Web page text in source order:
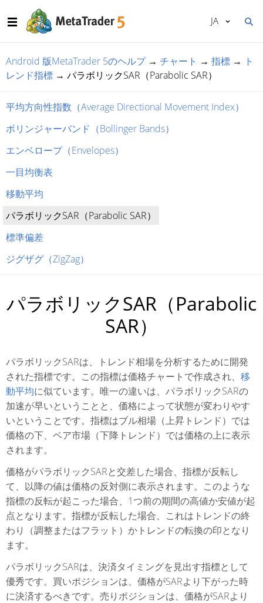
JA
Android 版MetaTrader 5のヘルプ→ チャート → 指標 → ト
レンド指標 → パラボリックSAR（Parabolic SAR）
平均方向性指数（Average Directional Movement Index）
ボリンジャーバンド（Bollinger Bands）
エンベロープ（Envelopes）
一目均衡表
移動平均
パラボリックSAR（Parabolic SAR）
標準偏差
ジグザグ（ZigZag）
パラボリックSAR（Parabolic
SAR）
パラボリックSARは、トレンド相場を分析するために開発
された指標です。この指標は価格チャートで作成され、 移
動平均に似ています。唯一の違いは、パラボリックSARの
加速が早いということと、価格によって状態が変わりやす
いということです。指標はブル相場（上昇トレンド）では
価格の下、ベア市場（下降トレンド）では価格の上に表示
されます。
価格がパラボリックSARと交差した場合、指標が反転し
て、以降の値は価格の反対側に表示されます。このような
指標の反転が起こった場合、1つ前の期間の高値か安値が起
点となります。指標が反転した場合、これはトレンドの終
わり（調整またはフラット）かトレンドの転換の印となり
ます。
パラボリックSARは、決済タイミングを見出す指標として
優秀です。買いポジションは、価格がSARより下がった時
に決済するべきです。売りポジションは、価格がSARより